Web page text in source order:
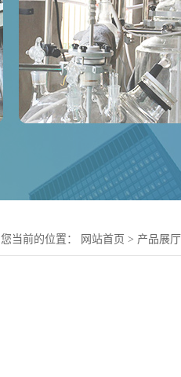
您当前的位置： 网站首页 > 产品展厅